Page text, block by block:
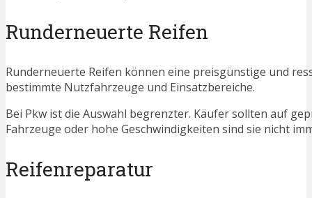
Runderneuerte Reifen
Runderneuerte Reifen können eine preisgünstige und
bestimmte Nutzfahrzeuge und Einsatzbereiche.
Bei Pkw ist die Auswahl begrenzter. Käufer sollten auf
Fahrzeuge oder hohe Geschwindigkeiten sind sie nicht
Reifenreparatur